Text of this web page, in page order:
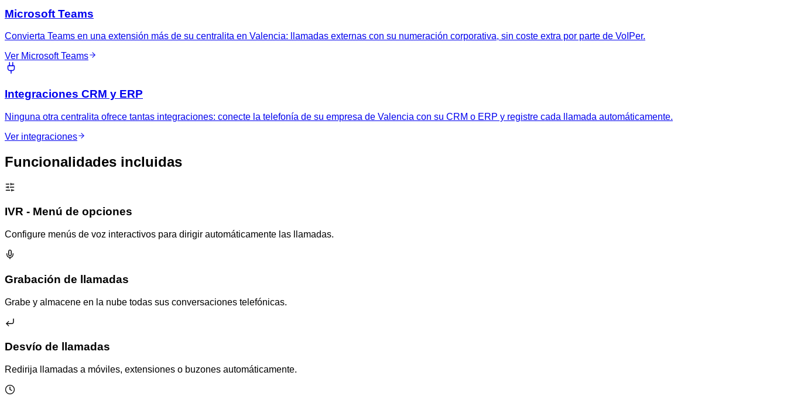
Microsoft Teams
Convierta Teams en una extensión más de su centralita en Valencia: llamadas externas con su numeración corporativa, sin coste extra por parte de VoIPer.
Ver Microsoft Teams
Integraciones CRM y ERP
Ninguna otra centralita ofrece tantas integraciones: conecte la telefonía de su empresa de Valencia con su CRM o ERP y registre cada llamada automáticamente.
Ver integraciones
Funcionalidades incluidas
IVR - Menú de opciones
Configure menús de voz interactivos para dirigir automáticamente las llamadas.
Grabación de llamadas
Grabe y almacene en la nube todas sus conversaciones telefónicas.
Desvío de llamadas
Redirija llamadas a móviles, extensiones o buzones automáticamente.